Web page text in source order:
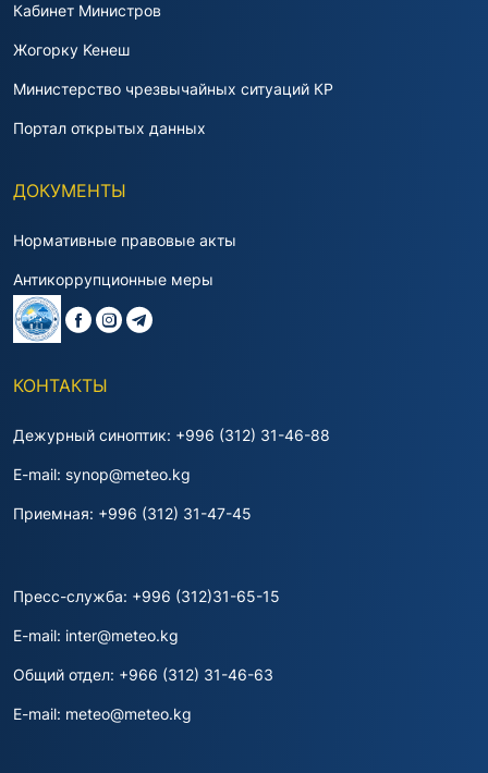
Кабинет Министров
Жогорку Keнeш
Министерство чрезвычайных ситуаций КР
Портал открытых данных
ДОКУМЕНТЫ
Нормативные правовые акты
Антикоррупционные меры
КОНТАКТЫ
Дежурный синоптик: +996 (312) 31-46-88
E-mail: synop@meteo.kg
Приемная: +996 (312) 31-47-45
Пресс-служба: +996 (312)31-65-15
E-mail: inter@meteo.kg
Общий отдел: +966 (312) 31-46-63
E-mail: meteo@meteo.kg